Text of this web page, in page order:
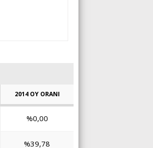
2014 OY ORANI
%0,00
%39,78